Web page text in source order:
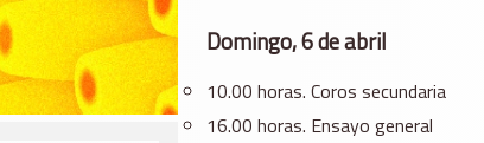
Domingo, 6 de abril
10.00 horas. Coros secundaria
16.00 horas. Ensayo general